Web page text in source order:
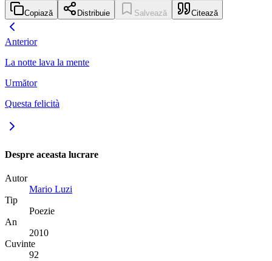
Copiază Distribuie Salvează Citează
Anterior
La notte lava la mente
Următor
Questa felicità
Despre aceasta lucrare
Autor
Mario Luzi
Tip
Poezie
An
2010
Cuvinte
92